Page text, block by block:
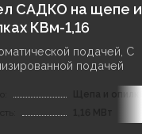
САДКО на щепе и
КВм-1,16
подачей, С
подачей